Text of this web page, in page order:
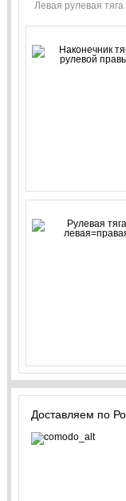
Левая рулевая
Доставляем по